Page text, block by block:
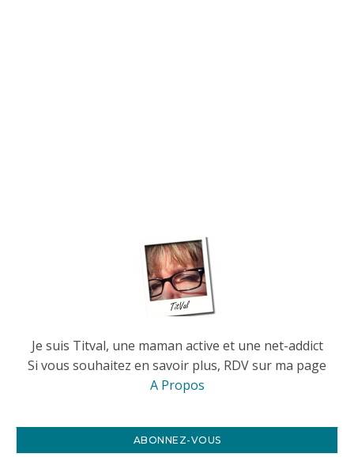
Je suis Titval, une maman active et une net-addict
Si vous souhaitez en savoir plus, RDV sur ma page
A Propos
ABONNEZ-VOUS